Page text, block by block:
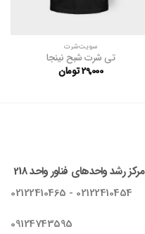
سویت‌شرت
تی شرت شبح نینجا
29,000تومان
رشد واحدهای فناور واحد 218
02122410454 - 02122410465
09124743595